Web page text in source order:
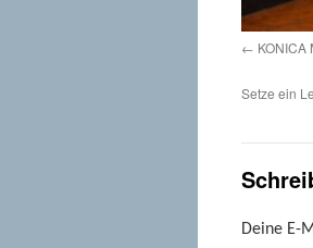
KONICA
Setze ein
Deine E-